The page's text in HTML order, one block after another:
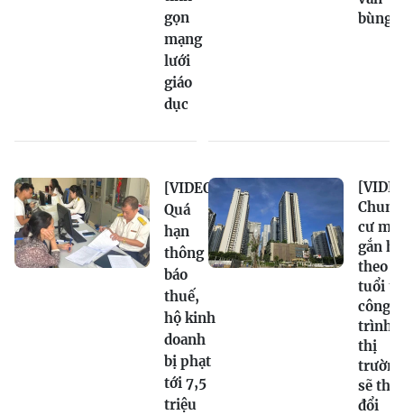
gọn
mạng
lưới
giáo
dục
bùng
[VIDEO]
Quá
hạn
thông
báo
thuế,
hộ kinh
doanh
bị phạt
tới 7,5
triệu
Chung
cư mới
gắn
theo
tuổi
công
trình,
thị
trường
sẽ
đổi